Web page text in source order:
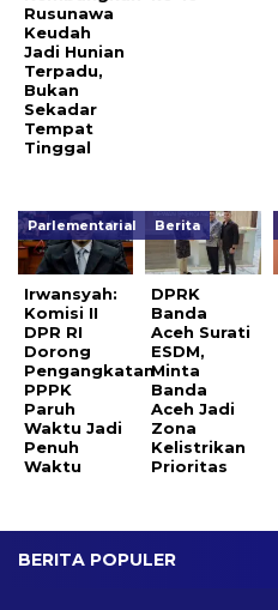
Rusunawa
Keudah
Jadi Hunian
Terpadu,
Bukan
Sekadar
Tempat
Tinggal
Parlementarial
Irwansyah:
Komisi II
DPR RI
Dorong
Pengangkatan
PPPK
Paruh
Waktu Jadi
Penuh
Waktu
Berita
DPRK
Banda
Aceh Surati
ESDM,
Minta
Banda
Aceh Jadi
Zona
Kelistrikan
Prioritas
BERITA POPULER